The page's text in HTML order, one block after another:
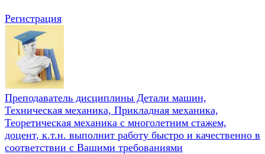
Регистрация
Преподаватель дисциплины Детали машин,
Техническая механика, Прикладная механика,
Теоретическая механика с многолетним стажем,
доцент, к.т.н. выполнит работу быстро и качественно в
соответствии с Вашими требованиями